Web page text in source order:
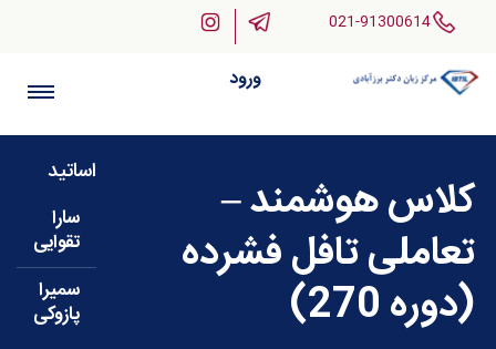
021-91300614
ورود
کلاس هوشمند –
تعاملی تافل فشرده
(دوره 270)
اساتید
سارا
تقوایی
سمیرا
پازوکی